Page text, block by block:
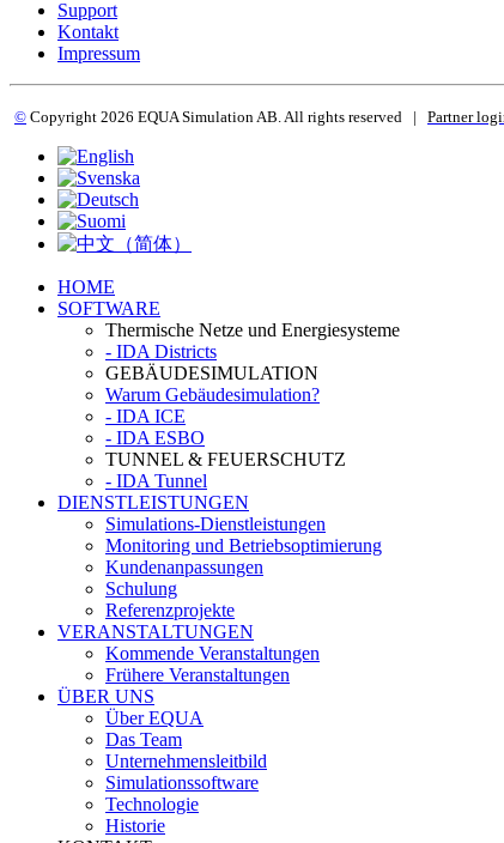
Support
Kontakt
Impressum
© Copyright 2026 EQUA Simulation AB. All rights reserved | Partner
HOME
SOFTWARE
Thermische Netze und Energiesysteme
- IDA Districts
GEBÄUDESIMULATION
Warum Gebäudesimulation?
- IDA ICE
- IDA ESBO
TUNNEL & FEUERSCHUTZ
- IDA Tunnel
DIENSTLEISTUNGEN
Simulations-Dienstleistungen
Monitoring und Betriebsoptimierung
Kundenanpassungen
Schulung
Referenzprojekte
VERANSTALTUNGEN
Kommende Veranstaltungen
Frühere Veranstaltungen
ÜBER UNS
Über EQUA
Das Team
Unternehmensleitbild
Simulationssoftware
Technologie
Historie